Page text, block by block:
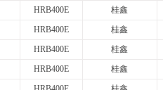
HRB400E
桂鑫
HRB400E
桂鑫
HRB400E
桂鑫
HRB400E
桂鑫